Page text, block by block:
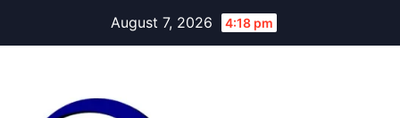
August 7, 2026 4:18 pm